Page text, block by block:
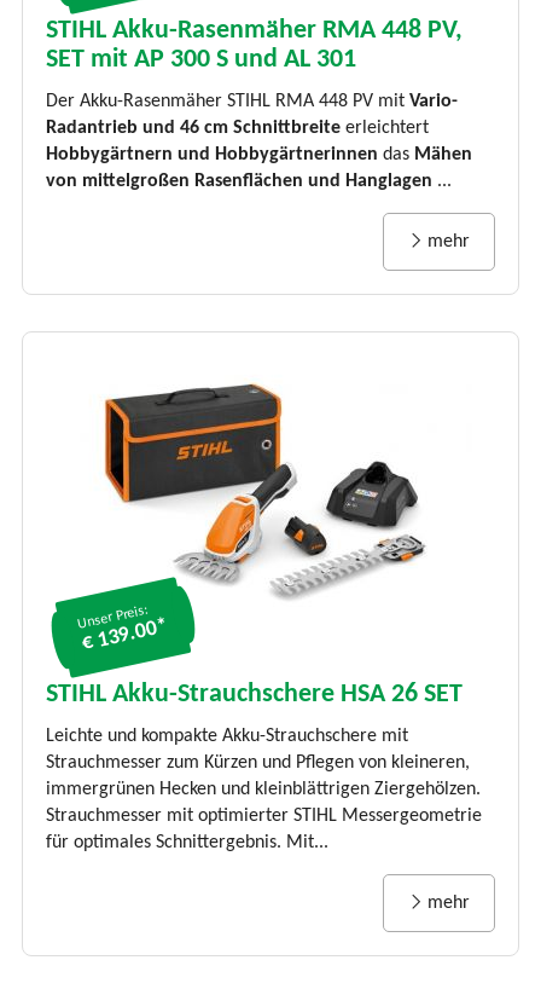
STIHL Akku-Rasenmäher RMA 448 PV,
SET mit AP 300 S und AL 301
Der Akku-Rasenmäher STIHL RMA 448 PV mit Vario-
Radantrieb und 46 cm Schnittbreite erleichtert
Hobbygärtnern und Hobbygärtnerinnen das Mähen
von mittelgroßen Rasenflächen und Hanglagen ...
mehr
Unser Preis:
€ 139.00*
STIHL Akku-Strauchschere HSA 26 SET
Leichte und kompakte Akku-Strauchschere mit
Strauchmesser zum Kürzen und Pflegen von kleineren,
immergrünen Hecken und kleinblättrigen Ziergehölzen.
Strauchmesser mit optimierter STIHL Messergeometrie
für optimales Schnittergebnis. Mit...
mehr